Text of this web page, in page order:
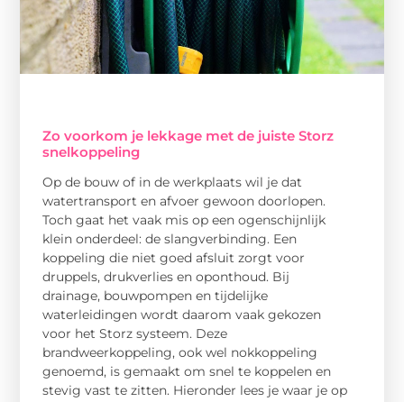
Zo voorkom je lekkage met de juiste Storz
snelkoppeling
Op de bouw of in de werkplaats wil je dat
watertransport en afvoer gewoon doorlopen.
Toch gaat het vaak mis op een ogenschijnlijk
klein onderdeel: de slangverbinding. Een
koppeling die niet goed afsluit zorgt voor
druppels, drukverlies en oponthoud. Bij
drainage, bouwpompen en tijdelijke
waterleidingen wordt daarom vaak gekozen
voor het Storz systeem. Deze
brandweerkoppeling, ook wel nokkoppeling
genoemd, is gemaakt om snel te koppelen en
stevig vast te zitten. Hieronder lees je waar je op